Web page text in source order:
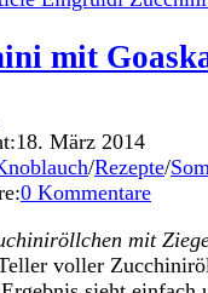
mit
18. März 2014
/Rezepte/
0 Kommentare
mit
voller